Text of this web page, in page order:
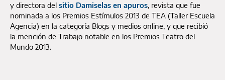
y directora del sitio Damiselas en apuros, revista que fue
nominada a los Premios Estímulos 2013 de TEA (Taller Escuela
Agencia) en la categoría Blogs y medios online, y que recibió
la mención de Trabajo notable en los Premios Teatro del
Mundo 2013.